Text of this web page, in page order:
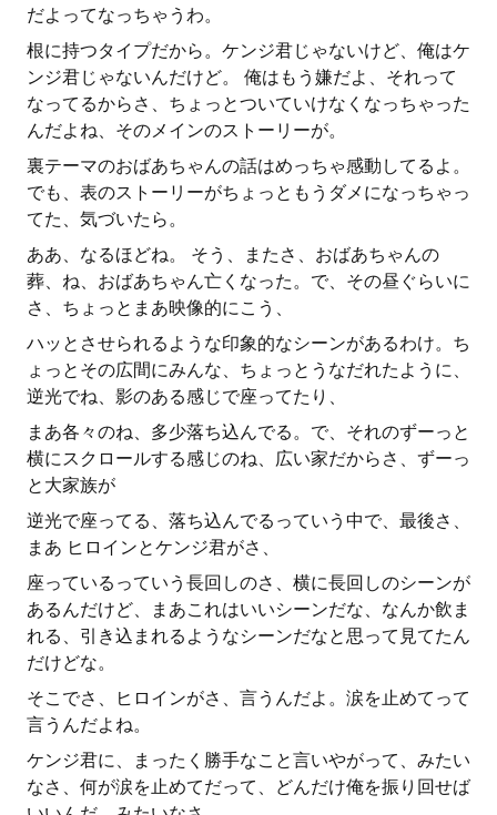
だよってなっちゃうわ。
根に持つタイプだから。ケンジ君じゃないけど、俺はケ
ンジ君じゃないんだけど。 俺はもう嫌だよ、それって
なってるからさ、ちょっとついていけなくなっちゃった
んだよね、そのメインのストーリーが。
裏テーマのおばあちゃんの話はめっちゃ感動してるよ。
でも、表のストーリーがちょっともうダメになっちゃっ
てた、気づいたら。
ああ、なるほどね。 そう、またさ、おばあちゃんの
葬、ね、おばあちゃん亡くなった。で、その昼ぐらいに
さ、ちょっとまあ映像的にこう、
ハッとさせられるような印象的なシーンがあるわけ。ち
ょっとその広間にみんな、ちょっとうなだれたように、
逆光でね、影のある感じで座ってたり、
まあ各々のね、多少落ち込んでる。で、それのずーっと
横にスクロールする感じのね、広い家だからさ、ずーっ
と大家族が
逆光で座ってる、落ち込んでるっていう中で、最後さ、
まあ ヒロインとケンジ君がさ、
座っているっていう長回しのさ、横に長回しのシーンが
あるんだけど、まあこれはいいシーンだな、なんか飲ま
れる、引き込まれるようなシーンだなと思って見てたん
だけどな。
そこでさ、ヒロインがさ、言うんだよ。涙を止めてって
言うんだよね。
ケンジ君に、まったく勝手なこと言いやがって、みたい
なさ、何が涙を止めてだって、どんだけ俺を振り回せば